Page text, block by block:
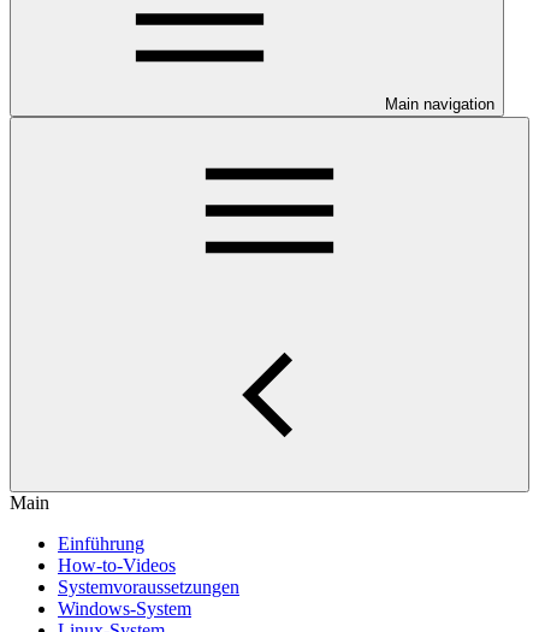
Main navigation
Main
Einführung
How-to-Videos
Systemvoraussetzungen
Windows-System